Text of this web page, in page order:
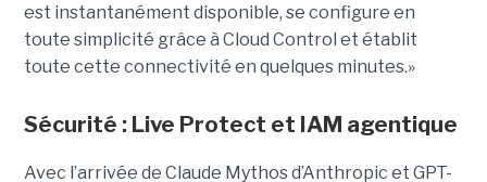
est instantanément disponible, se configure en
toute simplicité grâce à Cloud Control et établit
toute cette connectivité en quelques minutes.»
Sécurité : Live Protect et IAM agentique
Avec l’arrivée de Claude Mythos d’Anthropic et GPT-